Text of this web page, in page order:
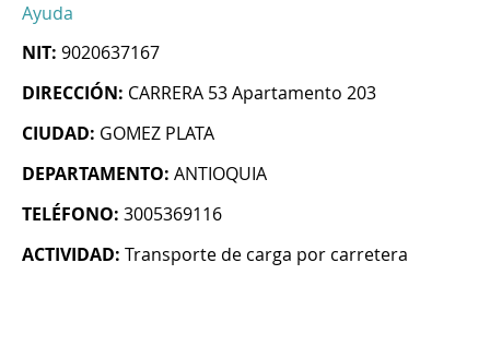
Ayuda
NIT: 9020637167
DIRECCIÓN: CARRERA 53 Apartamento 203
CIUDAD: GOMEZ PLATA
DEPARTAMENTO: ANTIOQUIA
TELÉFONO: 3005369116
ACTIVIDAD: Transporte de carga por carretera